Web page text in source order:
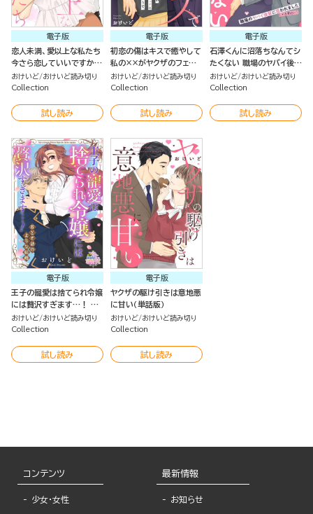
電子版
恋人未満、愛以上な私たち
今さら恋していいですか？
（単話版）
おけいど おけいど読み切り
Collection
試し読み
電子版
初恋の傷はキスで癒やして
私の××がヤクザのフェチ
に刺さったようで。（単話
版）
おけいど おけいど読み切り
Collection
試し読み
電子版
石澤くんに沼落ちなんてシ
たくない 職場のヤバイ後輩
に狙われました（※恋愛的
に）（単話版）
おけいど おけいど読み切り
Collection
試し読み
電子版
王子の寵愛は捨てられ令嬢
には贅沢すぎます…！ お
とぎ話のような結婚（単話
版）
おけいど おけいど読み切り
Collection
試し読み
電子版
ヤクザの駆け引きは意地悪
に甘い（単話版）
おけいど おけいど読み切り
Collection
試し読み
コンテンツ
少女・女性
最新情報
お知らせ